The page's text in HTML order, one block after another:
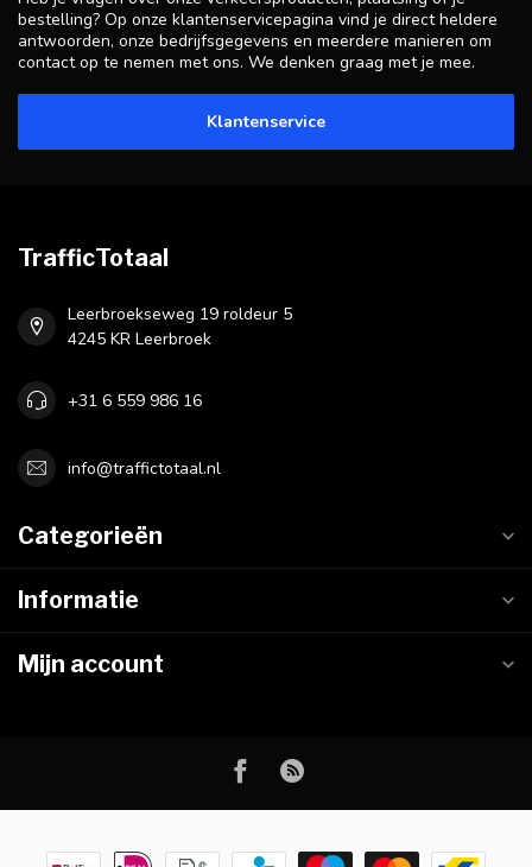
bestelling? Op onze klantenservicepagina vind je direct heldere
antwoorden, onze bedrijfsgegevens en meerdere manieren om
contact op te nemen met ons. We denken graag met je mee.
Klantenservice
TrafficTotaal
Leerbroekseweg 19 roldeur 5
4245 KR Leerbroek
+31 6 559 986 16
info@traffictotaal.nl
Categorieën
Informatie
Mijn account